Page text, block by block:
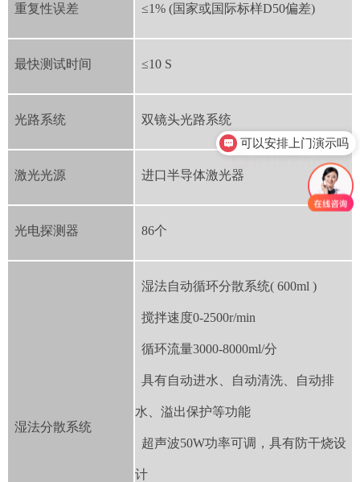
重复性误差 ≤1% (国家或国际标样D50偏差)
最快测试时间 ≤10 S
光路系统 双镜头光路系统
激光光源 进口半导体激光器
光电探测器 86个
湿法分散系统
湿法自动循环分散系统( 600ml )
搅拌速度0-2500r/min
循环流量3000-8000ml/分
具有自动进水、自动清洗、自动排
水、溢出保护等功能
超声波50W功率可调，具有防干烧设
计
你们是官方代理吗